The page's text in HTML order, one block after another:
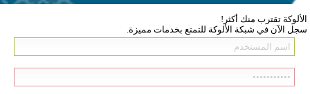
الألوكة تقترب منك أكثر!
سجل الآن في شبكة الألوكة للتمتع بخدمات مميزة.